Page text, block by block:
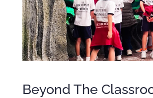
Beyond The